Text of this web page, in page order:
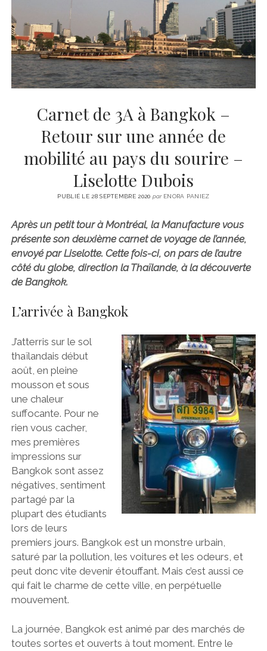
LITTÉRATURE
SPORT
MÉDIAS
SANTÉ
instagram
emailemail-
form
Carnet de 3A à Bangkok –
Retour sur une année de
mobilité au pays du sourire –
Liselotte Dubois
PUBLIÉ LE 28 SEPTEMBRE 2020 parENORA PANIEZ
Après un petit tour à Montréal, la Manufacture vous
présente son deuxième carnet de voyage de l’année,
envoyé par Liselotte. Cette fois-ci, on pars de l’autre
côté du globe, direction la Thaïlande, à la découverte
de Bangkok.
L’arrivée à Bangkok
J’atterris sur le sol
thaïlandais début
août, en pleine
mousson et sous
une chaleur
suffocante. Pour ne
rien vous cacher,
mes premières
impressions sur
Bangkok sont assez
négatives, sentiment
partagé par la
plupart des étudiants
lors de leurs
premiers jours. Bangkok est un monstre urbain,
saturé par la pollution, les voitures et les odeurs, et
peut donc vite devenir étouffant. Mais c’est aussi ce
qui fait le charme de cette ville, en perpétuelle
mouvement.
La journée, Bangkok est animé par des marchés de
toutes sortes et ouverts à tout moment. Entre le